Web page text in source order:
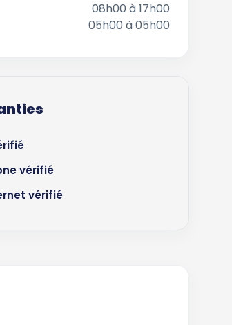
08h00 à 17h00
05h00 à 05h00
vérifié
vérifié